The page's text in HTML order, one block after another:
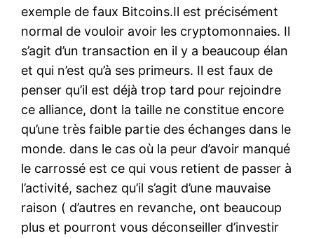
exemple de faux Bitcoins.Il est précisément
normal de vouloir avoir les cryptomonnaies. Il
s’agit d’un transaction en il y a beaucoup élan
et qui n’est qu’à ses primeurs. Il est faux de
penser qu’il est déjà trop tard pour rejoindre
ce alliance, dont la taille ne constitue encore
qu’une très faible partie des échanges dans le
monde. dans le cas où la peur d’avoir manqué
le carrossé est ce qui vous retient de passer à
l’activité, sachez qu’il s’agit d’une mauvaise
raison ( d’autres en revanche, ont beaucoup
plus et pourront vous déconseiller d’investir